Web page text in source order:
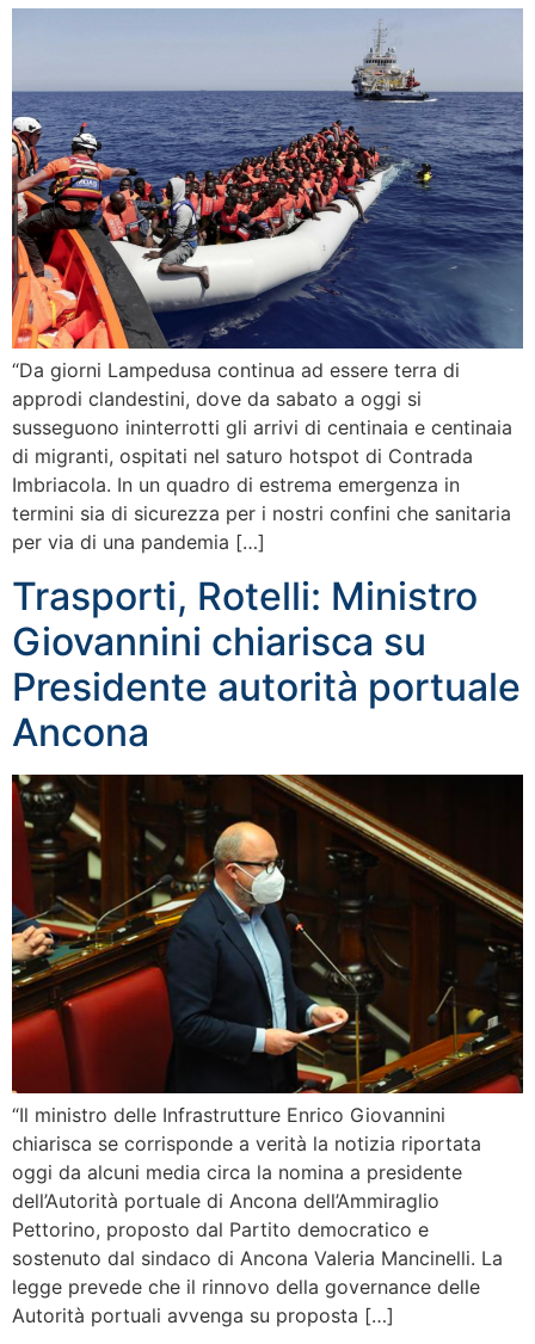
“Da giorni Lampedusa continua ad essere terra di
approdi clandestini, dove da sabato a oggi si
susseguono ininterrotti gli arrivi di centinaia e centinaia
di migranti, ospitati nel saturo hotspot di Contrada
Imbriacola. In un quadro di estrema emergenza in
termini sia di sicurezza per i nostri confini che sanitaria
per via di una pandemia […]
Trasporti, Rotelli: Ministro
Giovannini chiarisca su
Presidente autorità portuale
Ancona
“Il ministro delle Infrastrutture Enrico Giovannini
chiarisca se corrisponde a verità la notizia riportata
oggi da alcuni media circa la nomina a presidente
dell’Autorità portuale di Ancona dell’Ammiraglio
Pettorino, proposto dal Partito democratico e
sostenuto dal sindaco di Ancona Valeria Mancinelli. La
legge prevede che il rinnovo della governance delle
Autorità portuali avvenga su proposta […]